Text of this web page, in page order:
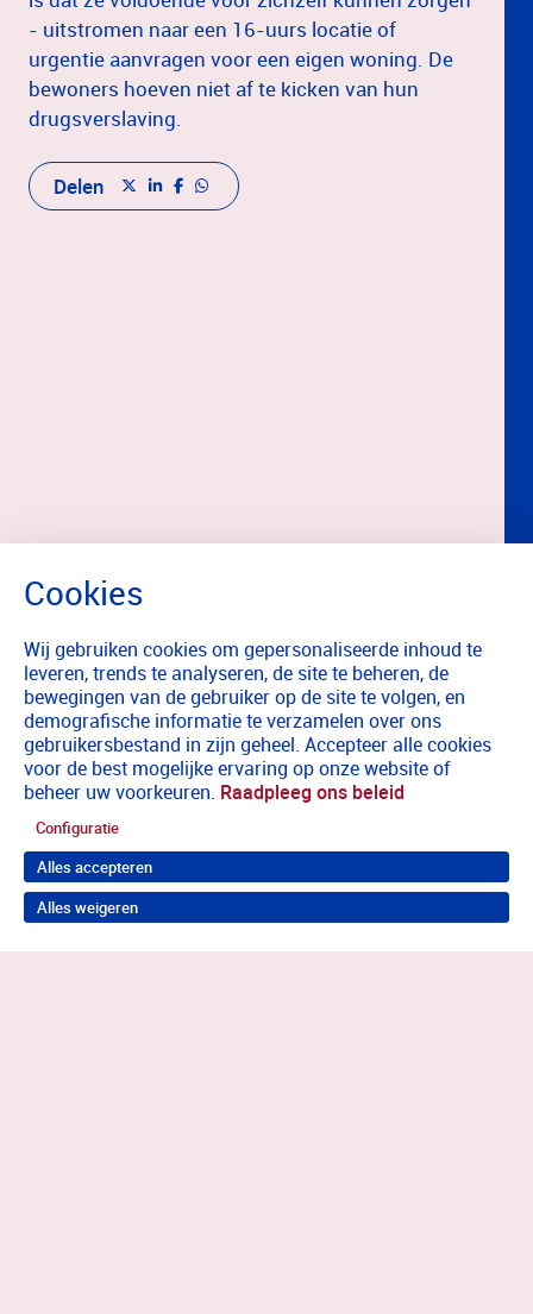
- uitstromen naar een 16-uurs locatie of
urgentie aanvragen voor een eigen woning. De
bewoners hoeven niet af te kicken van hun
drugsverslaving.
Delen
Wij gebruiken cookies om gepersonaliseerde inhoud te
leveren, trends te analyseren, de site te beheren, de
bewegingen van de gebruiker op de site te volgen, en
demografische informatie te verzamelen over ons
gebruikersbestand in zijn geheel. Accepteer alle cookies
voor de best mogelijke ervaring op onze website of
beheer uw voorkeuren. Raadpleeg ons beleid
Configuratie
Alles accepteren
Alles weigeren